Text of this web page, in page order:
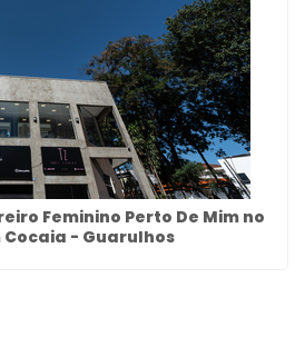
Feminino Perto De Mim no
- Guarulhos